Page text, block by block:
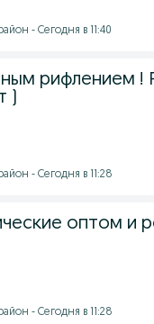
- Сегодня в 11:40
рифлением !
- Сегодня в 11:28
оптом и
- Сегодня в 11:28